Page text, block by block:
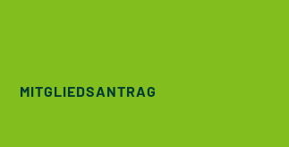
MITGLIEDSANTRAG